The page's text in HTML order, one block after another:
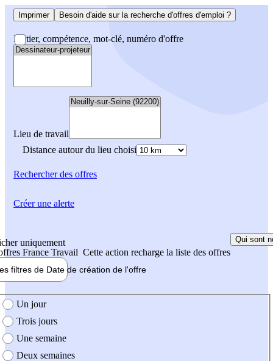
Imprimer Besoin d'aide sur la recherche d'offres d'emploi ?
Métier, compétence, mot-clé, numéro d'offre
Lieu de travail
Distance autour du lieu choisi
Rechercherdes offres
uniquement
France Travail Cette action recharge la liste des offres
Qui sont
filtres de Date de création de l'offre
création de l'offre
Un jour
Trois jours
Une semaine
Deux semaines
Créer une alerte